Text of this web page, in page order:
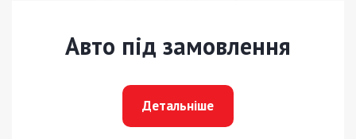
Авто під замовлення
Детальніше